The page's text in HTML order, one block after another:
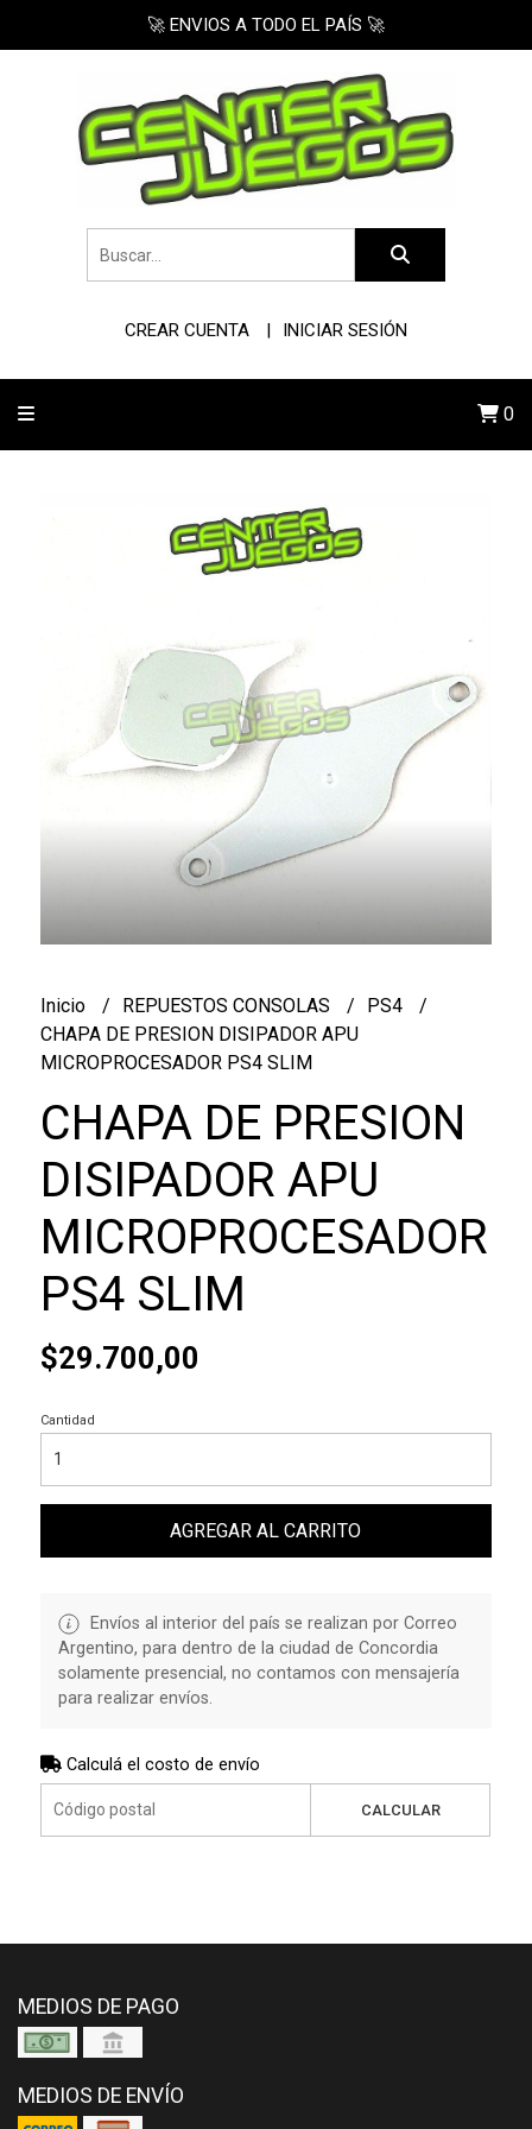
🚀 ENVIOS A TODO EL PAÍS 🚀
CREAR CUENTA INICIAR SESIÓN
0
Inicio REPUESTOS CONSOLAS
PS4
CHAPA DE PRESION DISIPADOR APU
MICROPROCESADOR PS4 SLIM
CHAPA DE PRESION
DISIPADOR APU
MICROPROCESADOR
PS4 SLIM
$29.700,00
Cantidad
AGREGAR AL CARRITO
Envíos al interior del país se realizan por Correo
Argentino, para dentro de la ciudad de Concordia
solamente presencial, no contamos con mensajería
para realizar envíos.
Calculá el costo de envío
CALCULAR
MEDIOS DE PAGO
MEDIOS DE ENVÍO